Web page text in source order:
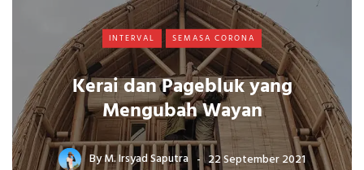
INTERVAL SEMASA CORONA
Kerai dan Pagebluk yang
Mengubah Wayan
ByM. Irsyad Saputra 22 September 2021